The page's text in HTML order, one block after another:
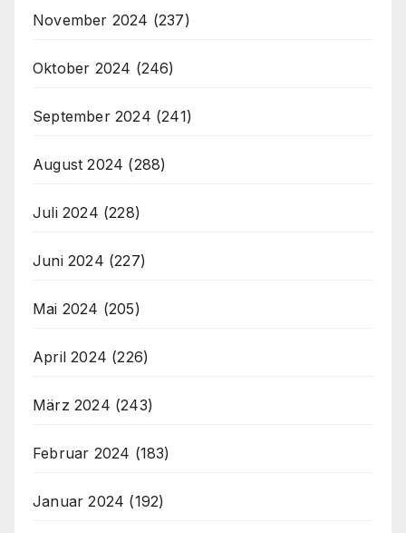
November 2024 (237)
Oktober 2024 (246)
September 2024 (241)
August 2024 (288)
Juli 2024 (228)
Juni 2024 (227)
Mai 2024 (205)
April 2024 (226)
März 2024 (243)
Februar 2024 (183)
Januar 2024 (192)